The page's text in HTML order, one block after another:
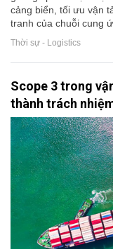
cảng biển, tối ưu vận
tranh của chuỗi cung
Thời sự - Logistics
Scope 3 trong
thành trách